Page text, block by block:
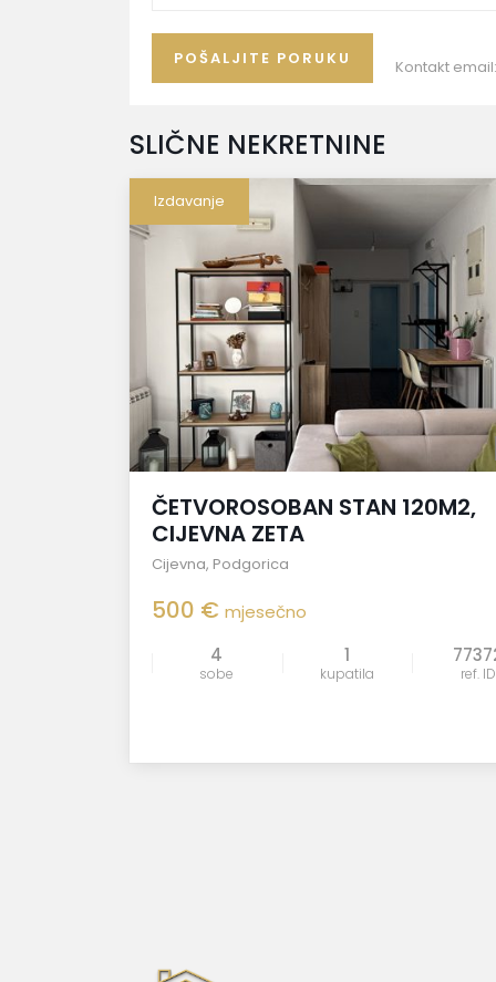
Kontakt
SLIČNE NEKRETNINE
Izdavanje
ČETVOROSOBAN STAN 120M2,
CIJEVNA ZETA
Cijevna, Podgorica
500 € mjesečno
4
sobe
1
kupatila ref. ID